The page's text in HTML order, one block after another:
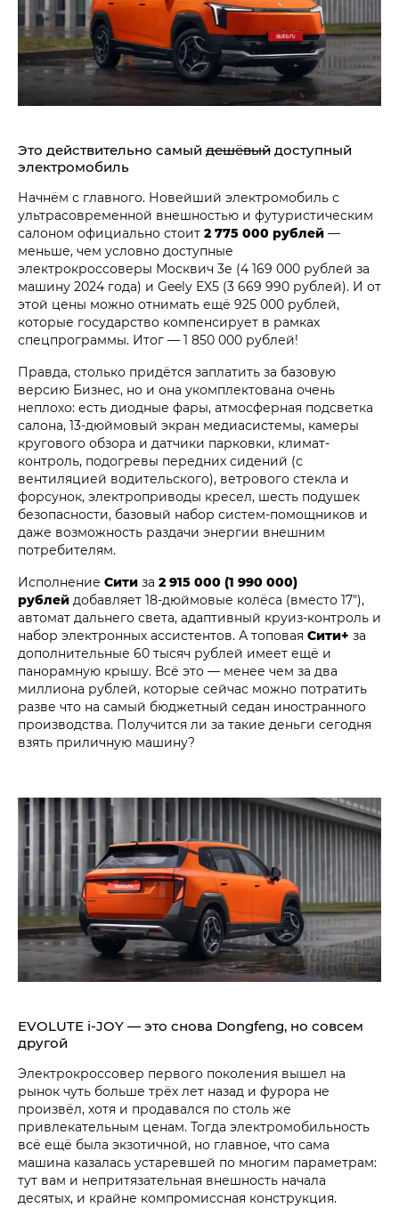
Это действительно самый дешёвый доступный
электромобиль
Начнём с главного. Новейший электромобиль с
ультрасовременной внешностью и футуристическим
салоном официально стоит 2 775 000 рублей —
меньше, чем условно доступные
электрокроссоверы Москвич 3е (4 169 000 рублей за
машину 2024 года) и Geely EX5 (3 669 990 рублей). И от
этой цены можно отнимать ещё 925 000 рублей,
которые государство компенсирует в рамках
спецпрограммы. Итог — 1 850 000 рублей!
Правда, столько придётся заплатить за базовую
версию Бизнес, но и она укомплектована очень
неплохо: есть диодные фары, атмосферная подсветка
салона, 13-дюймовый экран медиасистемы, камеры
кругового обзора и датчики парковки, климат-
контроль, подогревы передних сидений (с
вентиляцией водительского), ветрового стекла и
форсунок, электроприводы кресел, шесть подушек
безопасности, базовый набор систем-помощников и
даже возможность раздачи энергии внешним
потребителям.
Исполнение Сити за 2 915 000 (1 990 000)
рублей добавляет 18-дюймовые колёса (вместо 17"),
автомат дальнего света, адаптивный круиз-контроль и
набор электронных ассистентов. А топовая Сити+ за
дополнительные 60 тысяч рублей имеет ещё и
панорамную крышу. Всё это — менее чем за два
миллиона рублей, которые сейчас можно потратить
разве что на самый бюджетный седан иностранного
производства. Получится ли за такие деньги сегодня
взять приличную машину?
EVOLUTE i‑JOY — это снова Dongfeng, но совсем
другой
Электрокроссовер первого поколения вышел на
рынок чуть больше трёх лет назад и фурора не
произвёл, хотя и продавался по столь же
привлекательным ценам. Тогда электромобильность
всё ещё была экзотичной, но главное, что сама
машина казалась устаревшей по многим параметрам:
тут вам и непритязательная внешность начала
десятых, и крайне компромиссная конструкция.